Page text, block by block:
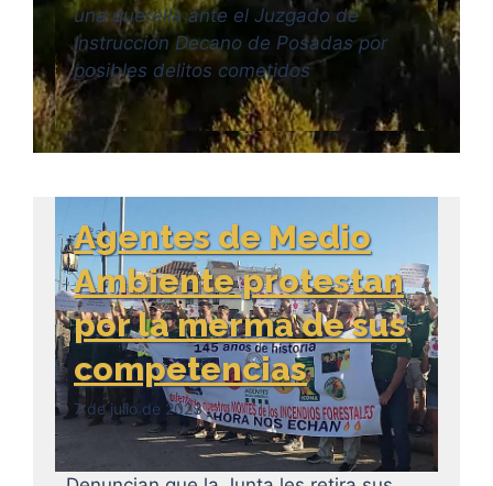
una querella ante el Juzgado de
Instrucción Decano de Posadas por
posibles delitos cometidos
Agentes de Medio
Ambiente protestan
por la merma de sus
competencias
7 de julio de 2023